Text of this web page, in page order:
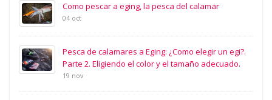
Como pescar a eging, la pesca del calamar
04 oct
Pesca de calamares a Eging: ¿Como elegir un egi?.
Parte 2. Eligiendo el color y el tamaño adecuado.
19 nov